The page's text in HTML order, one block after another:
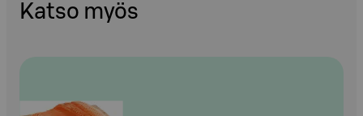
Katso myös